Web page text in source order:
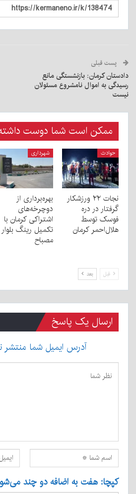
پست قبلی
دادستان کرمان: بازنشستگی مانع
رسیدگی به اموال نامشروع مسئولان
نیست
ممکن است شما دوست
حوادث
نجات ۲۲ ورزشکار
گرفتار در دره
فوسک توسط
هلال‌احمر کرمان
شهرداری
بهره‌برداری از
دوچرخه‌های
اشتراکی کرمان با
تکمیل رینگ بلوار
مصباح
قبل بعد
ارسال یک پاسخ
آدرس ایمیل شما منتشر
کپچا: هفت به اضافه دو چند